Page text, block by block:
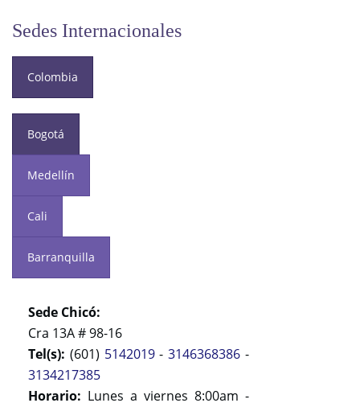
Sedes Internacionales
Colombia
Bogotá
Medellín
Cali
Barranquilla
Sede Chicó:
Cra 13A # 98-16
Tel(s): (601) 5142019-3146368386 -
3134217385
Horario: Lunes a viernes 8:00am -